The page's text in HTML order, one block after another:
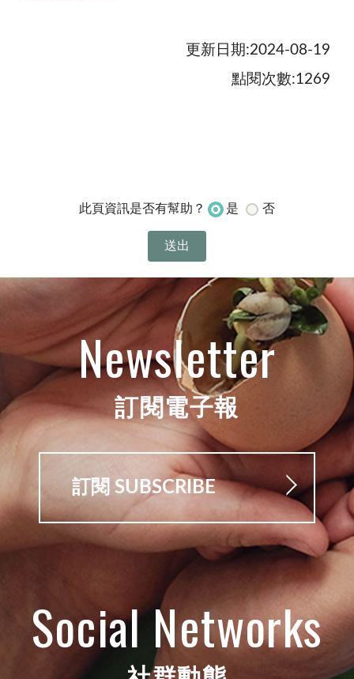
更新日期:2024-08-19
點閱次數:1269
此頁資訊是否有幫助？ 是 否
Newsletter
訂閱電子報
訂閱 SUBSCRIBE
Social Networks